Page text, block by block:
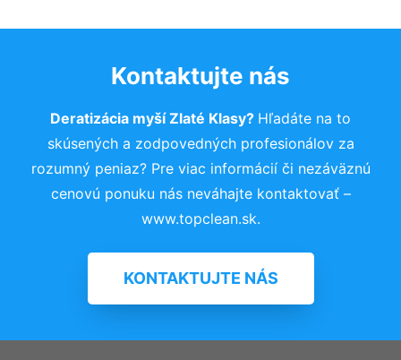
Kontaktujte nás
Deratizácia myší Zlaté Klasy? Hľadáte na to
skúsených a zodpovedných profesionálov za
rozumný peniaz? Pre viac informácií či nezáväznú
cenovú ponuku nás neváhajte kontaktovať –
www.topclean.sk.
KONTAKTUJTE NÁS